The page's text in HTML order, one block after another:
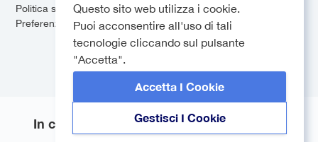
Questo sito web utilizza i cookie.
Puoi acconsentire all'uso di tali
tecnologie cliccando sul pulsante
"Accetta".
Accetta I Cookie
Gestisci I Cookie
Politica sulla privacy
Preferenze dei cookie
In collaborazione con